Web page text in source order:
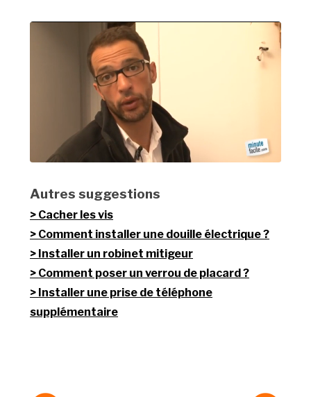
Autres suggestions
Cacher les vis
Comment installer une douille électrique ?
Installer un robinet mitigeur
Comment poser un verrou de placard ?
Installer une prise de téléphone
supplémentaire